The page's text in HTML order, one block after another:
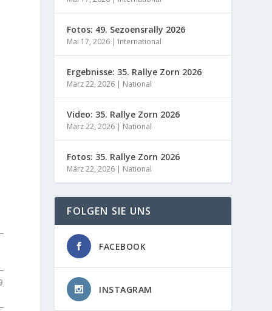
Fotos: 49. Sezoensrally 2026
Mai 17, 2026 | International
Ergebnisse: 35. Rallye Zorn 2026
März 22, 2026 | National
Video: 35. Rallye Zorn 2026
März 22, 2026 | National
Fotos: 35. Rallye Zorn 2026
März 22, 2026 | National
FOLGEN SIE UNS
FACEBOOK
INSTAGRAM